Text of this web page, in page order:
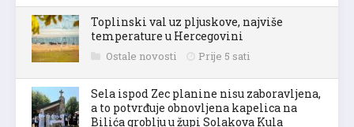
Toplinski val uz pljuskove, najviše
temperature u Hercegovini
Ostale novosti Prije 5 sati
Sela ispod Zec planine nisu zaboravljena,
a to potvrđuje obnovljena kapelica na
Bilića groblju u župi Solakova Kula